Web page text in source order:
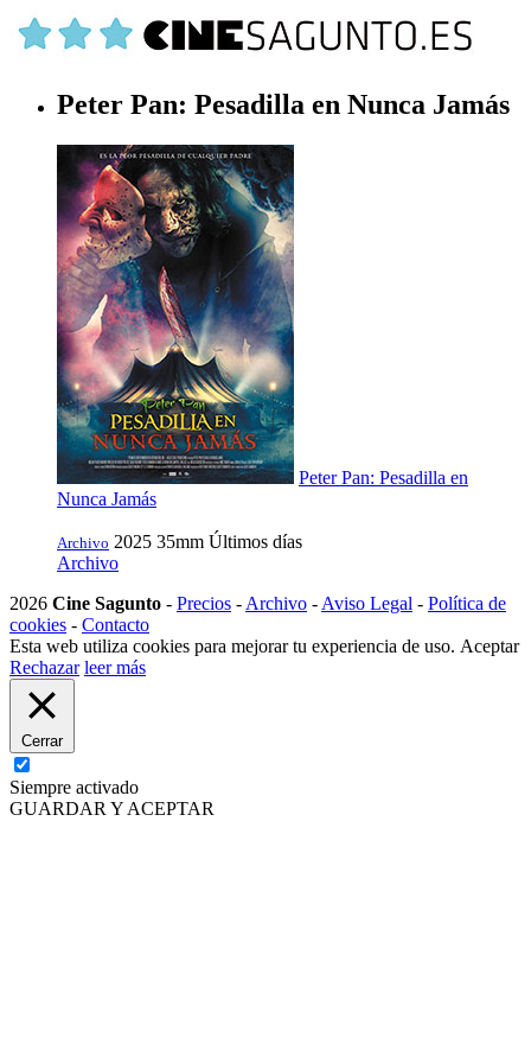
Peter Pan: Pesadilla en Nunca Jamás
Peter Pan: Pesadilla en
Nunca Jamás
Archivo 2025 35mm Últimos días
Archivo
2026 Cine Sagunto - Precios - Archivo - Aviso Legal - Política de
cookies - Contacto
Esta web utiliza cookies para mejorar tu experiencia de uso. Aceptar
Rechazar leer más
Cerrar
Siempre activado
GUARDAR Y ACEPTAR